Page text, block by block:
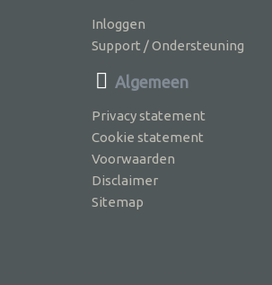
Inloggen
Support / Ondersteuning
Algemeen
Privacy statement
Cookie statement
Voorwaarden
Disclaimer
Sitemap